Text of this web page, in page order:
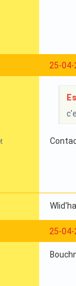
25-04-
25-04-